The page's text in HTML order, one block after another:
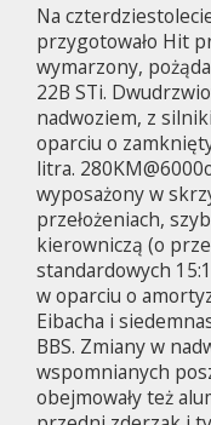
Na
przygotowało Hit
wymarzony,
22B STi.
nadwoziem, z
oparciu o
litra.
wyposażony w
przełożeniach,
kierowniczą (o
standardowych
w oparciu o
Eibacha i
BBS. Zmiany w
wspomnianych
obejmowały też